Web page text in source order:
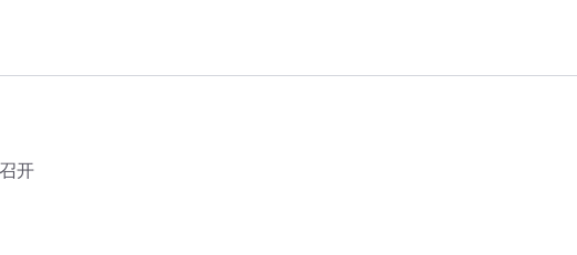
开